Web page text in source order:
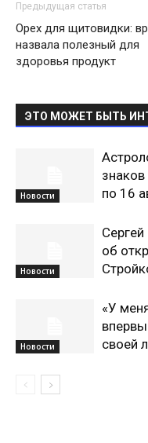
Предыдущая статья
Орех для щитовидки:
назвала полезный для
здоровья продукт
ЭТО МОЖЕТ БЫТЬ
Новости
по 16
Новости
об
Новости
«У
своей